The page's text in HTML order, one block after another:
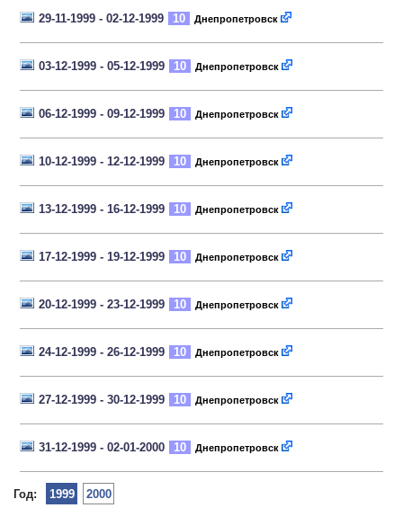
29-11-1999 - 02-12-1999 10 Днепропетровск
03-12-1999 - 05-12-1999 10 Днепропетровск
06-12-1999 - 09-12-1999 10 Днепропетровск
10-12-1999 - 12-12-1999 10 Днепропетровск
13-12-1999 - 16-12-1999 10 Днепропетровск
17-12-1999 - 19-12-1999 10 Днепропетровск
20-12-1999 - 23-12-1999 10 Днепропетровск
24-12-1999 - 26-12-1999 10 Днепропетровск
27-12-1999 - 30-12-1999 10 Днепропетровск
31-12-1999 - 02-01-2000 10 Днепропетровск
Год: 1999 2000